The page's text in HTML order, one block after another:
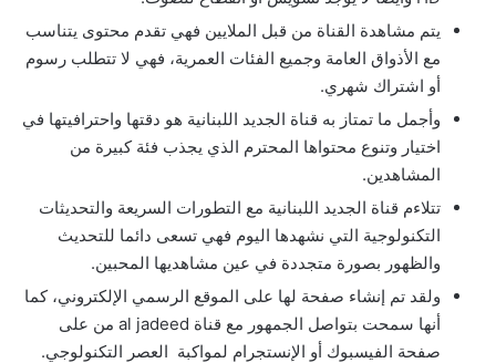
يتم مشاهدة القناة من قبل الملايين فهي تقدم محتوى يتناسب
مع الأذواق العامة وجميع الفئات العمرية، فهي لا تتطلب رسوم
أو اشتراك شهري.
وأجمل ما تمتاز به قناة الجديد اللبنانية هو دقتها واحترافيتها في
اختيار وتنوع محتواها المحترم الذي يجذب فئة كبيرة من
المشاهدين.
تتلاءم قناة الجديد اللبنانية مع التطورات السريعة والتحديثات
التكنولوجية التي نشهدها اليوم فهي تسعى دائما للتحديث
والظهور بصورة متجددة في عين مشاهديها المحبين.
ولقد تم إنشاء صفحة لها على الموقع الرسمي الإلكتروني، كما
أنها سمحت بتواصل الجمهور مع قناة al jadeed من على
صفحة الفيسبوك أو الإنستجرام لمواكبة العصر التكنولوجي.